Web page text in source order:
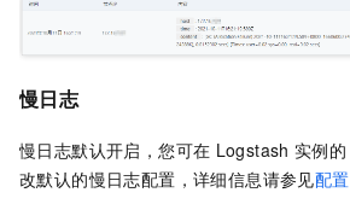
慢日志
慢日志默认开启，您可在 Logstash 实例的
改默认的慢日志配置，详细信息请参见配置